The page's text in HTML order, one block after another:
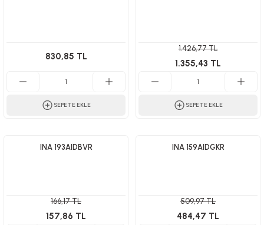
830,85 TL
SEPETE EKLE
1.426,77 TL
1.355,43 TL
SEPETE EKLE
INA 193AIDBVR
166,17 TL
157,86 TL
INA 159AIDGKR
509,97 TL
484,47 TL